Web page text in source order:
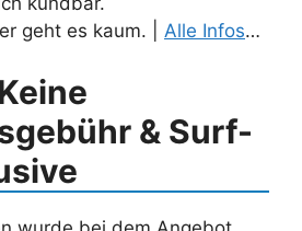
geht es kaum. | Alle Infos…
& Surf-